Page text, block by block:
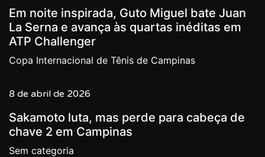
Em noite inspirada, Guto Miguel bate Juan
La Serna e avança às quartas inéditas em
ATP Challenger
Copa Internacional de Tênis de Campinas
8 de abril de 2026
Sakamoto luta, mas perde para cabeça de
chave 2 em Campinas
Sem categoria